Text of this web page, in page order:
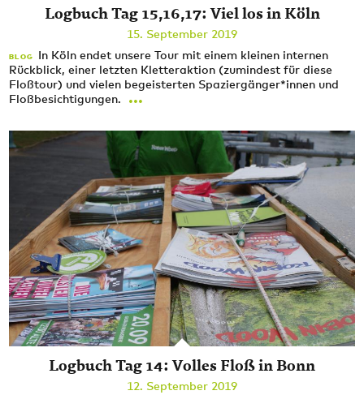
Logbuch Tag 15,16,17: Viel los in Köln
15. September 2019
BLOG
In Köln endet unsere Tour mit einem kleinen internen
Rückblick, einer letzten Kletteraktion (zumindest für diese
Floßtour) und vielen begeisterten Spaziergänger*innen und
Floßbesichtigungen.
...
Logbuch Tag 14: Volles Floß in Bonn
12. September 2019